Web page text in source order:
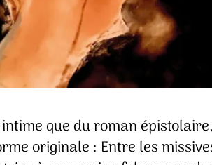
que du roman
originale : Entre les